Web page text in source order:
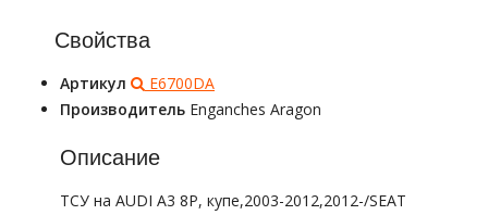
Свойства
Артикул
E6700DA
Производитель Enganches Aragon
Описание
ТСУ на AUDI A3 8P, купе,2003-2012,2012-/SEAT